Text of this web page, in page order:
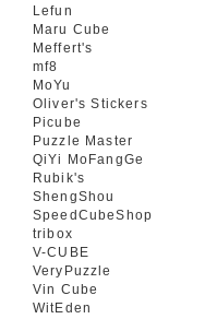
Lefun
Maru Cube
Meffert's
mf8
MoYu
Oliver's Stickers
Picube
Puzzle Master
QiYi MoFangGe
Rubik's
ShengShou
SpeedCubeShop
tribox
V-CUBE
VeryPuzzle
Vin Cube
WitEden